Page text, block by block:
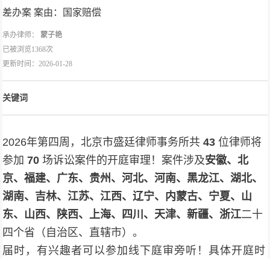
差办案 案由：国家赔偿
承办律师：
蒙子艳
已被浏览1368次
更新时间：2026-01-28
关键词
2026年第四周，北京市盛廷律师事务所共43 位律师将
参加70场诉讼案件的开庭审理！案件涉及安徽、北
京、福建、广东、贵州、河北、河南、黑龙江、湖北、
湖南、吉林、江苏、江西、辽宁、内蒙古、宁夏、山
东、山西、陕西、上海、四川、天津、新疆、浙江二十
四个省（自治区、直辖市）。
届时，有兴趣者可以参加线下庭审旁听！具体开庭时